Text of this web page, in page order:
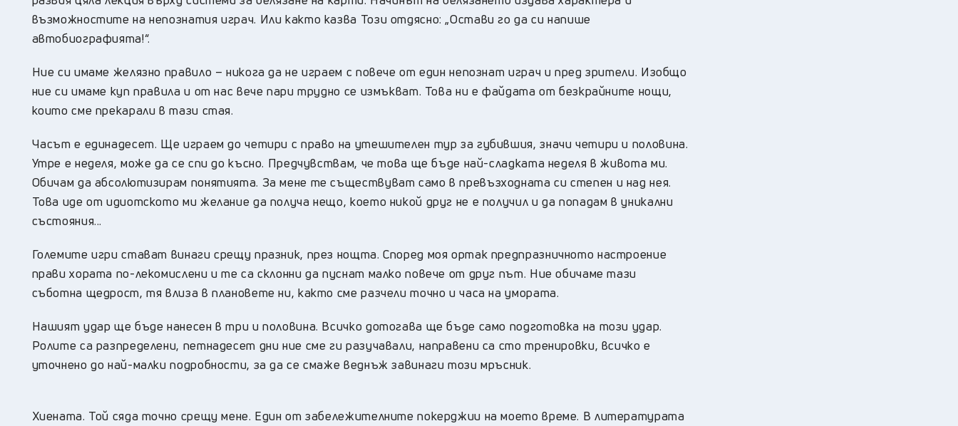
възможностите на непознатия играч. Или както казва Този отдясно: „Остави го да си напише
автобиографията!“.
Ние си имаме желязно правило – никога да не играем с повече от един непознат играч и пред зрители. Изобщо
ние си имаме куп правила и от нас вече пари трудно се измъкват. Това ни е файдата от безкрайните нощи,
които сме прекарали в тази стая.
Часът е единадесет. Ще играем до четири с право на утешителен тур за губившия, значи четири и половина.
Утре е неделя, може да се спи до късно. Предчувствам, че това ще бъде най-сладката неделя в живота ми.
Обичам да абсолютизирам понятията. За мене те съществуват само в превъзходната си степен и над нея.
Това иде от идиотското ми желание да получа нещо, което никой друг не е получил и да попадам в уникални
състояния...
Големите игри стават винаги срещу празник, през нощта. Според моя ортак предпразничното настроение
прави хората по-лекомислени и те са склонни да пуснат малко повече от друг път. Ние обичаме тази
съботна щедрост, тя влиза в плановете ни, както сме разчели точно и часа на умората.
Нашият удар ще бъде нанесен в три и половина. Всичко дотогава ще бъде само подготовка на този удар.
Ролите са разпределени, петнадесет дни ние сме ги разучавали, направени са сто тренировки, всичко е
уточнено до най-малки подробности, за да се смаже веднъж завинаги този мръсник.
Хиената. Той сяда точно срещу мене. Един от забележителните покерджии на моето време. В литературата